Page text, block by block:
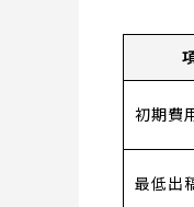
初期費
最低出